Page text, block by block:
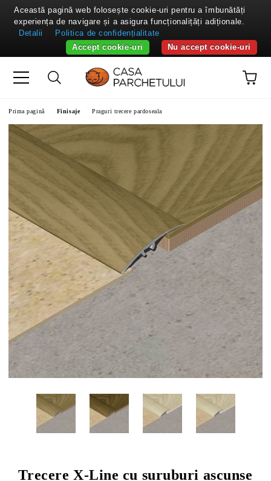
Prima pagină Finisaje Praguri trecere pardoseala
Trecere X-Line cu suruburi ascunse
Această pagină web folosește cookie-uri pentru a îmbunătăți
experiența de navigare și a asigura funcționalițăți adiționale.
Detalii
Politica de confidențialitate
Nu accept cookie-uri
Accept cookie-uri